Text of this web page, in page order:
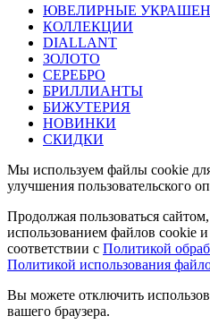
ЮВЕЛИРНЫЕ
КОЛЛЕКЦИИ
DIALLANT
ЗОЛОТО
СЕРЕБРО
БРИЛЛИАНТЫ
БИЖУТЕРИЯ
НОВИНКИ
СКИДКИ
Мы используем файлы cookie
улучшения пользовательского
Продолжая пользоваться
использованием файлов cookie
соответствии с Политикой
Политикой использования
Вы можете отключить
вашего браузера.